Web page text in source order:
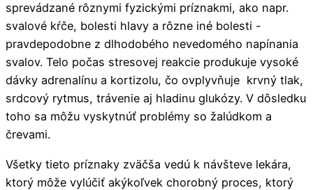
sprevádzané rôznymi fyzickými príznakmi, ako napr.
svalové kŕče, bolesti hlavy a rôzne iné bolesti -
pravdepodobne z dlhodobého nevedomého napínania
svalov. Telo počas stresovej reakcie produkuje vysoké
dávky adrenalínu a kortizolu, čo ovplyvňuje krvný tlak,
srdcový rytmus, trávenie aj hladinu glukózy. V dôsledku
toho sa môžu vyskytnúť problémy so žalúdkom a
črevami.
Všetky tieto príznaky zväčša vedú k návšteve lekára,
ktorý môže vylúčiť akýkoľvek chorobný proces, ktorý